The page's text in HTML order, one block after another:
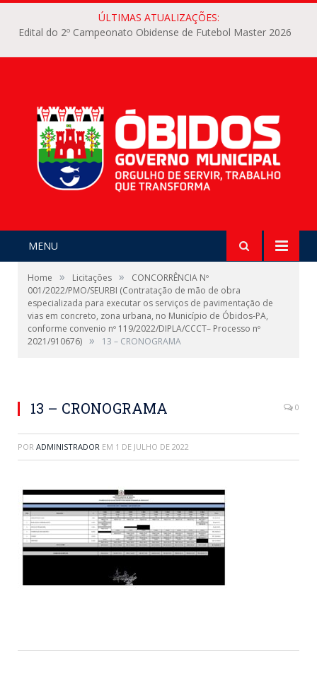
ÚLTIMAS ATUALIZAÇÕES:
Edital do 2º Campeonato Obidense de Futebol Master 2026
MENU
Home » Licitações »
CONCORRÊNCIA Nº
001/2022/PMO/SEURBI (Contratação de mão de obra
especializada para executar os serviços de pavimentação de
vias em concreto, zona urbana, no Município de Óbidos-PA,
conforme convenio nº 119/2022/DIPLA/CCCT– Processo nº
2021/910676) » 13 – CRONOGRAMA
13 – CRONOGRAMA 0
POR ADMINISTRADOR EM 1 DE JULHO DE 2022